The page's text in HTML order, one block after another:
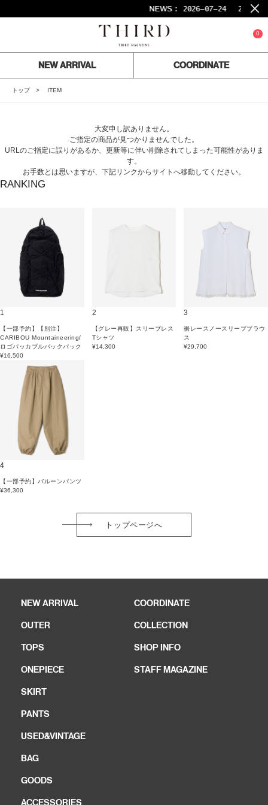
NEWS : 2026-07-24 26SS
0
NEW ARRIVAL COORDINATE
トップ ITEM
大変申し訳ありません。
ご指定の商品が見つかりませんでした。
URLのご指定に誤りがあるか、更新等に伴い削除されてしまった可能性がありま
す。
お手数とは思いますが、下記リンクからサイトへ移動してください。
RANKING
1
【一部予約】【別注】
CARIBOU Mountaineering/
ロゴパッカブルバックパック
¥16,500
2
【グレー再販】スリーブレス
Tシャツ
¥14,300
3
裾レースノースリーブブラウ
ス
¥29,700
4
【一部予約】バルーンパンツ
¥36,300
トップページへ
NEW ARRIVAL
OUTER
TOPS
ONEPIECE
SKIRT
PANTS
USED&VINTAGE
BAG
GOODS
ACCESSORIES
COORDINATE
COLLECTION
SHOP INFO
STAFF MAGAZINE